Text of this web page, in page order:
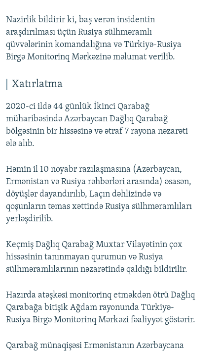
Nazirlik bildirir ki, baş verən insidentin
araşdırılması üçün Rusiya sülhməramlı
qüvvələrinin komandalığına və Türkiyə-Rusiya
Birgə Monitorinq Mərkəzinə məlumat verilib.
Xatırlatma
2020-ci ildə 44 günlük İkinci Qarabağ
müharibəsində Azərbaycan Dağlıq Qarabağ
bölgəsinin bir hissəsinə və ətraf 7 rayona nəzarəti
ələ alıb.
Həmin il 10 noyabr razılaşmasına (Azərbaycan,
Ermənistan və Rusiya rəhbərləri arasında) əsasən,
döyüşlər dayandırılıb, Laçın dəhlizində və
qoşunların təmas xəttində Rusiya sülhməramlıları
yerləşdirilib.
Keçmiş Dağlıq Qarabağ Muxtar Vilayətinin çox
hissəsinin tanınmayan qurumun və Rusiya
sülhməramlılarının nəzarətində qaldığı bildirilir.
Hazırda atəşkəsi monitorinq etməkdən ötrü Dağlıq
Qarabağa bitişik Ağdam rayonunda Türkiyə-
Rusiya Birgə Monitorinq Mərkəzi fəaliyyət göstərir.
Qarabağ münaqişəsi Ermənistanın Azərbaycana